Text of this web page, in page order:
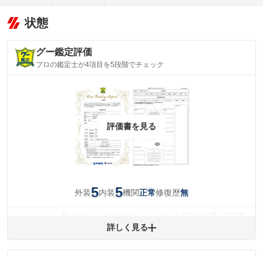
状態
グー鑑定評価
プロの鑑定士が4項目を5段階でチェック
評価書を見る
外装5内装5機関正常修復歴無
みですが、 小さなキズやヘコミが残っている場合もありま
詳しく見る